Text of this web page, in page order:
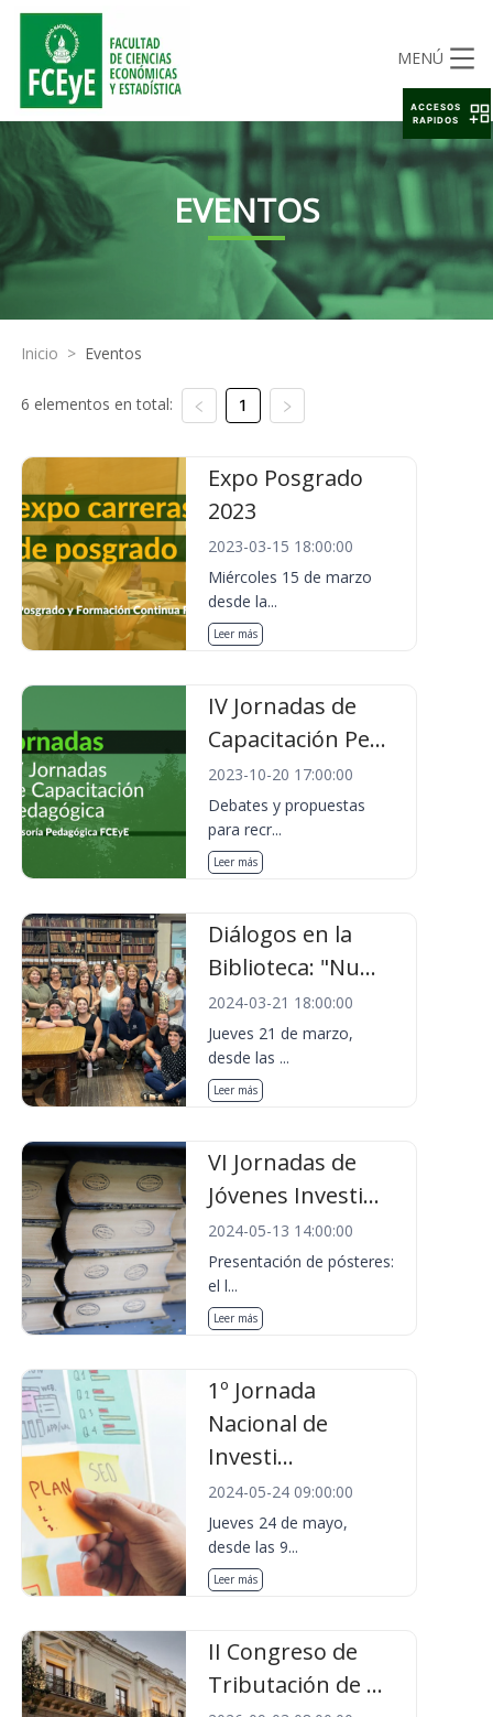
MENÚ
EVENTOS
Inicio > Eventos
6 elementos en total: 1
Expo Posgrado
2023
2023-03-15 18:00:00
Miércoles 15 de marzo
desde la...
Leer más
IV Jornadas de
Capacitación Pe...
2023-10-20 17:00:00
Debates y propuestas
para recr...
Leer más
Diálogos en la
Biblioteca: "Nu...
2024-03-21 18:00:00
Jueves 21 de marzo,
desde las ...
Leer más
VI Jornadas de
Jóvenes Investi...
2024-05-13 14:00:00
Presentación de pósteres:
el l...
Leer más
1º Jornada
Nacional de
Investi...
2024-05-24 09:00:00
Jueves 24 de mayo,
desde las 9...
Leer más
II Congreso de
Tributación de ...
ACCESOS
RAPIDOS